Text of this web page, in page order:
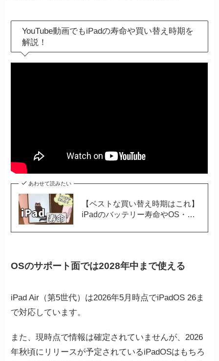
YouTube動画でもiPadの寿命や買い替え時期を
解説！
あわせて読みたい
【ベストな買い替え時期はこれ】
iPadのバッテリー寿命やOS・修
OSのサポート面では2028年中まで使える
iPad Air（第5世代）は2026年5月時点でiPadOS 26ま
で対応しています。
また、現時点で情報は確定されていませんが、2026
年秋頃にリリースが予定されているiPadOSはもちろ